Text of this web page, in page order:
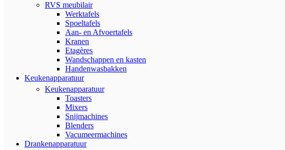
RVS meubilair
Werktafels
Spoeltafels
Aan- en Afvoertafels
Kranen
Etagères
Wandschappen en kasten
Handenwasbakken
Keukenapparatuur
Keukenapparatuur
Toasters
Mixers
Snijmachines
Blenders
Vacumeermachines
Drankenapparatuur